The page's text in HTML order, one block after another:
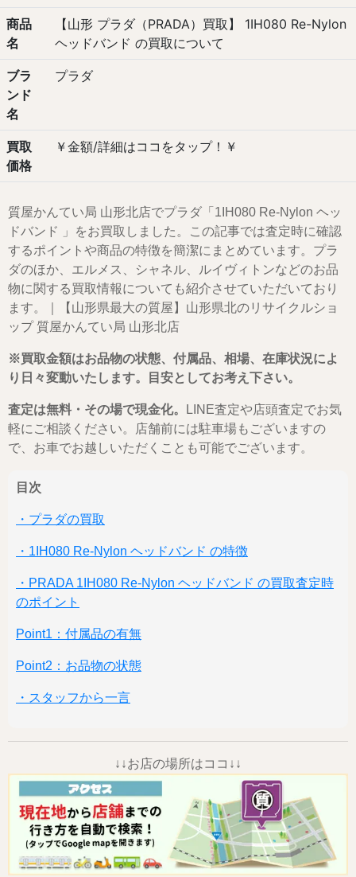
商品
名
【山形 プラダ（PRADA）買取】 1IH080 Re-Nylon
ヘッドバンド の買取について
ブラ
ンド
名
プラダ
買取
価格
￥金額/詳細はココをタップ！￥
質屋かんてい局 山形北店でプラダ「1IH080 Re-Nylon ヘッ
ドバンド 」をお買取しました。この記事では査定時に確認
するポイントや商品の特徴を簡潔にまとめています。プラ
ダのほか、エルメス、シャネル、ルイヴィトンなどのお品
物に関する買取情報についても紹介させていただいており
ます。｜【山形県最大の質屋】山形県北のリサイクルショ
ップ 質屋かんてい局 山形北店
※買取金額はお品物の状態、付属品、相場、在庫状況によ
り日々変動いたします。目安としてお考え下さい。
査定は無料・その場で現金化。
LINE査定や店頭査定でお気
軽にご相談ください。店舗前には駐車場もございますの
で、お車でお越しいただくことも可能でございます。
目次
・プラダの買取
・1IH080 Re-Nylon ヘッドバンド の特徴
・PRADA 1IH080 Re-Nylon ヘッドバンド の買取査定時
のポイント
Point1：付属品の有無
Point2：お品物の状態
・スタッフから一言
↓↓お店の場所はココ↓↓